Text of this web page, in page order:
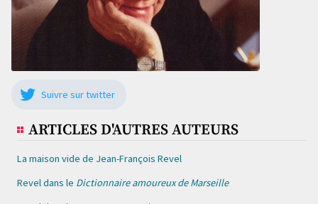
Suivre sur twitter
ARTICLES D'AUTRES AUTEURS
La maison vide de Jean-François Revel
Revel dans le Dictionnaire amoureux de Marseille